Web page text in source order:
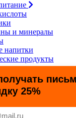
и минералы
напитки
продукты
и суставов
и долголетие
препараты
25%